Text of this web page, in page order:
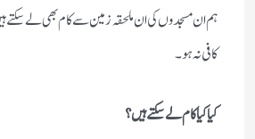
ہم ان مسجدوں کی ان ملحقہ زمین سے کام بھی
کافی نہ ہو۔
کیا کیا کام لے سکتے ہیں؟